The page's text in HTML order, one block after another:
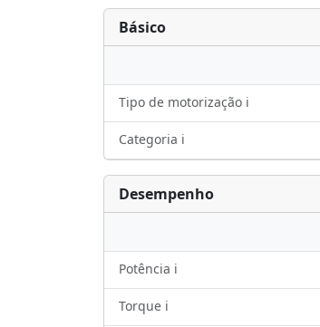
Básico
Tipo de motorização ℹ️
Categoria ℹ️
Desempenho
Potência ℹ️
Torque ℹ️